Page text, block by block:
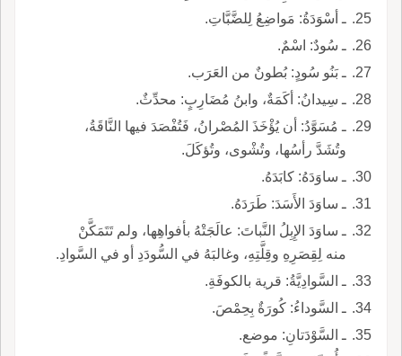
ـ أسْوَدَةُ: مَواضِعُ لِلضَّبَّاتِ.
ـ سُودٌ: اسْمٌ.
ـ بَنُو سُودٍ: بُطونٌ من العَرَب.
ـ سِيدانُ: أكَمَةٌ، وابنُ مُضَارِبٍ: محدِّثٌ.
ـ مُسَوَّدُ: أن يُؤْخَذَ المُصْرانُ، فَتُفْصَدَ فيها النَّاقَةُ،
وتُشَدَّ رأسُها، وتُشْوى، وتُؤكَلَ.
ـ ساوَدَهُ: كابَدَهُ.
ـ ساوَدَ الأَسَدَ: طَرَدَهُ.
ـ ساوَدَ الإِبِلُ النَّباتَ: عالَجَتْهُ بأفواهِها، ولم تَتَمَكَّنْ
منه لِقِصَرِهِ وقِلَّتِهِ، وغالبَهُ في السُّودَدِ أو في السَّوادِ.
ـ السَّوادِيَّةُ: قرية بالكوفَةِ.
ـ السَّوداءُ: كُورَةٌ بِحِمْصَ.
ـ السَّوْدَتانِ: موضع.